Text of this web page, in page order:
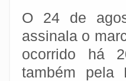
O 24 de
assinala o
ocorrido há
também pela